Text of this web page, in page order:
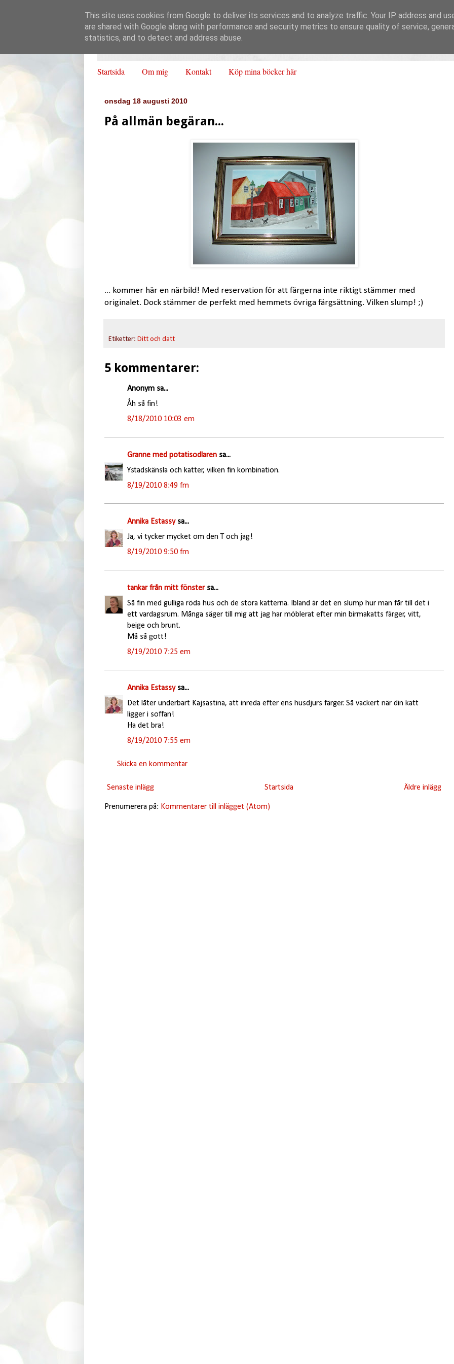
Startsida Om mig Kontakt Köp mina böcker här
onsdag 18 augusti 2010
På allmän begäran...
... kommer här en närbild! Med reservation för att färgerna inte riktigt stämmer med
originalet. Dock stämmer de perfekt med hemmets övriga färgsättning. Vilken slump! ;)
Etiketter: Ditt och datt
5 kommentarer:
Anonym sa...
Åh så fin!
8/18/2010 10:03 em
Granne med potatisodlarensa...
Ystadskänsla och katter, vilken fin kombination.
8/19/2010 8:49 fm
Annika Estassysa...
Ja, vi tycker mycket om den T och jag!
8/19/2010 9:50 fm
tankar från mitt fönstersa...
Så fin med gulliga röda hus och de stora katterna. Ibland är det en slump hur man får till det i
ett vardagsrum. Många säger till mig att jag har möblerat efter min birmakatts färger, vitt,
beige och brunt.
Må så gott!
8/19/2010 7:25 em
Annika Estassysa...
Det låter underbart Kajsastina, att inreda efter ens husdjurs färger. Så vackert när din katt
ligger i soffan!
Ha det bra!
8/19/2010 7:55 em
Skicka en kommentar
Senaste inlägg Äldre inlägg
Startsida
Prenumerera på: Kommentarer till inlägget (Atom)
This site uses cookies from Google to deliver its services and to analyze traffic. Your IP address and
are shared with Google along with performance and security metrics to ensure quality of service,
statistics, and to detect and address abuse.